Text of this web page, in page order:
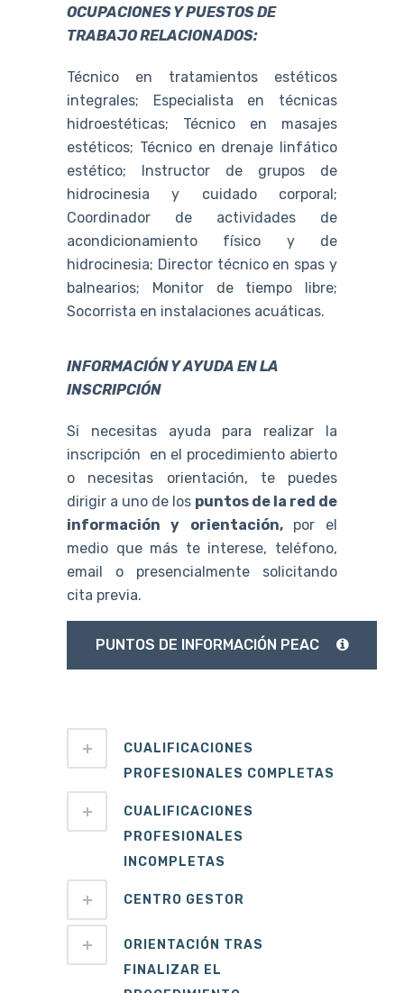
OCUPACIONES Y PUESTOS DE
TRABAJO RELACIONADOS:
Técnico en tratamientos estéticos
integrales; Especialista en técnicas
hidroestéticas; Técnico en masajes
estéticos; Técnico en drenaje linfático
estético; Instructor de grupos de
hidrocinesia y cuidado corporal;
Coordinador de actividades de
acondicionamiento físico y de
hidrocinesia; Director técnico en spas y
balnearios; Monitor de tiempo libre;
Socorrista en instalaciones acuáticas.
INFORMACIÓN Y AYUDA EN LA
INSCRIPCIÓN
Si necesitas ayuda para realizar la
inscripción en el procedimiento abierto
o necesitas orientación, te puedes
dirigir a uno de los puntos de la red de
información y orientación, por el
medio que más te interese, teléfono,
email o presencialmente solicitando
cita previa.
PUNTOS DE INFORMACIÓN PEAC
CUALIFICACIONES
PROFESIONALES COMPLETAS
CUALIFICACIONES
PROFESIONALES
INCOMPLETAS
CENTRO GESTOR
ORIENTACIÓN TRAS
FINALIZAR EL